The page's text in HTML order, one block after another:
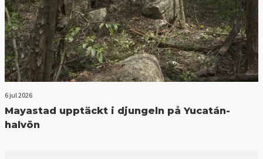
6 jul 2026
Mayastad upptäckt i djungeln på Yucatán-
halvön